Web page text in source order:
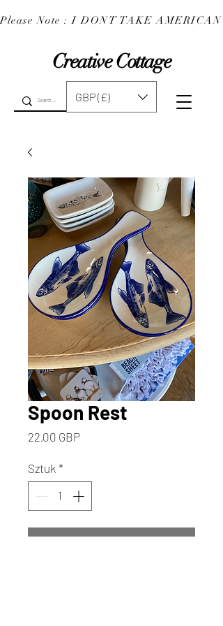
Creative Cottage
Please Note : I DONT TAKE
GBP (£)
Spoon Rest
22,00 GBPCena
Sztuk *
Dodaj do koszyka